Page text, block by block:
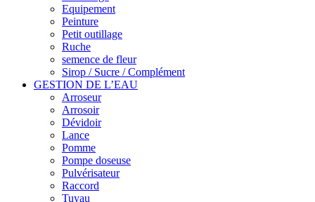
Equipement
Peinture
Petit outillage
Ruche
semence de fleur
Sirop / Sucre / Complément
GESTION DE L’EAU
Arroseur
Arrosoir
Dévidoir
Lance
Pomme
Pompe doseuse
Pulvérisateur
Raccord
Tuyau